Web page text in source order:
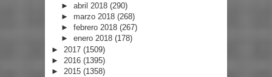
► abril 2018 (290)
► marzo 2018 (268)
► febrero 2018 (267)
► enero 2018 (178)
► 2017 (1509)
► 2016 (1395)
► 2015 (1358)